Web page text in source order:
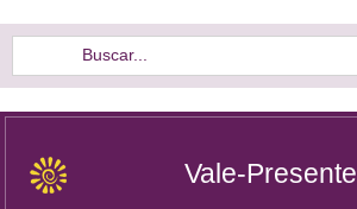
Buscar...
Vale-Presente